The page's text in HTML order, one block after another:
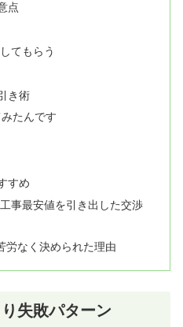
点
てもらう
き術
たんです
すめ
事最安値を引き出した交渉
労なく決められた理由
失敗パターン